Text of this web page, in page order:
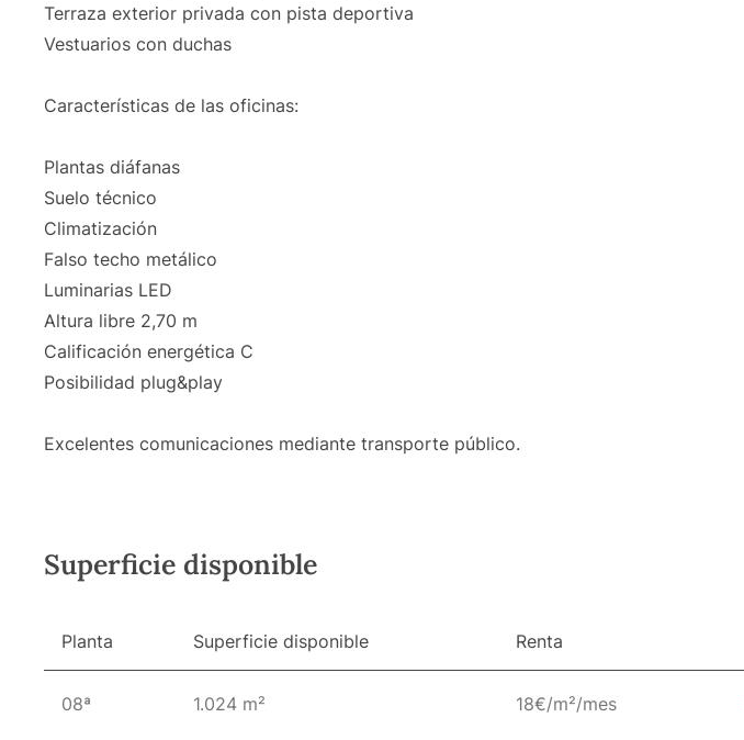
Terraza exterior privada con pista deportiva
Vestuarios con duchas
Características de las oficinas:
Plantas diáfanas
Suelo técnico
Climatización
Falso techo metálico
Luminarias LED
Altura libre 2,70 m
Calificación energética C
Posibilidad plug&play
Excelentes comunicaciones mediante transporte público.
Superficie disponible
Planta Superficie disponible Renta
08ª 1.024 m² 18€/m²/mes